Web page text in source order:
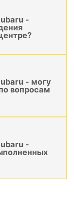
-
- могу
вопросам
-